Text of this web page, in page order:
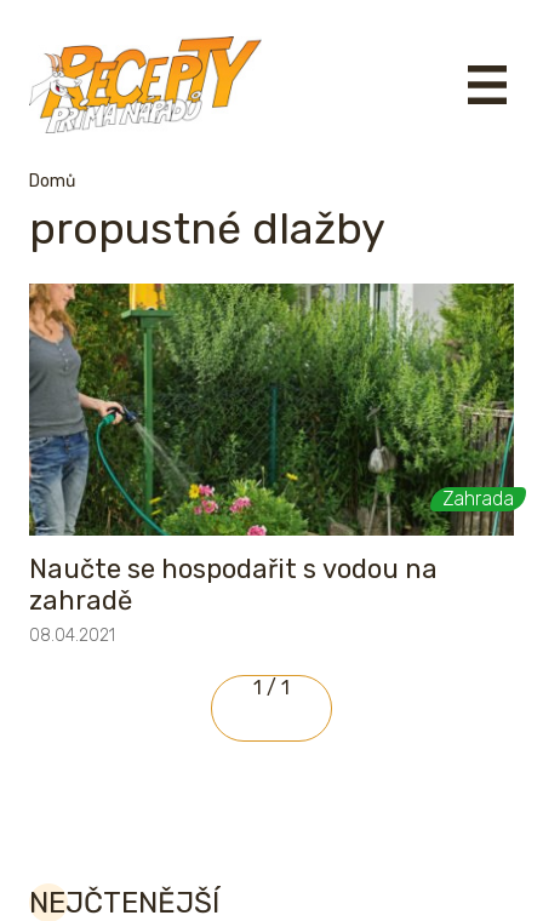
Domů
propustné dlažby
Zahrada
Naučte se hospodařit s vodou na
zahradě
08.04.2021
1 / 1
NEJČTENĚJŠÍ